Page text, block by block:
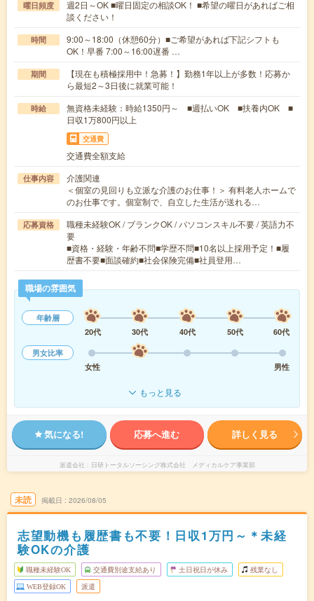
曜日頻度
週2日～OK ■曜日固定の相談OK！ ■希望の曜日があればご相
談ください！
時間
9:00～18:00（休憩60分）■ご希望があれば下記シフトも
OK！早番 7:00～16:00遅番 …
期間
【現在も積極採用中！急募！】勤務1年以上が多数！応募か
ら最短2～3日後に就業可能！
時給
無資格未経験：時給1350円～ ■週払いOK ■扶養内OK ■
日収1万800円以上
交通費
交通費全額支給
仕事内容
介護関連
＜個室の見回りも立派な介護のお仕事！＞ 有料老人ホームで
のお仕事です。個室制で、自立した生活が送れる…
応募資格
職種未経験OK / ブランクOK / パソコンスキル不要 / 英語力不
要
■資格・経験・年齢不問■学歴不問■10名以上採用予定！■履
歴書不要■面談確約■社会保険完備■社員登用…
職場の雰囲気
年齢層
20代
30代 40代 50代
60代
男女比率
女性
男性
もっと見る
気になる! 応募へ進む 詳しく見る
派遣会社 日研トータルソーシング株式会社 メディカルケア事業部
未読 掲載日 2026/08/05
志望動機も履歴書も不要！日収1万円～＊未経
験OKの介護
職種未経験OK 交通費別途支給あり 土日祝日が休み 残業なし
WEB登録OK 派遣